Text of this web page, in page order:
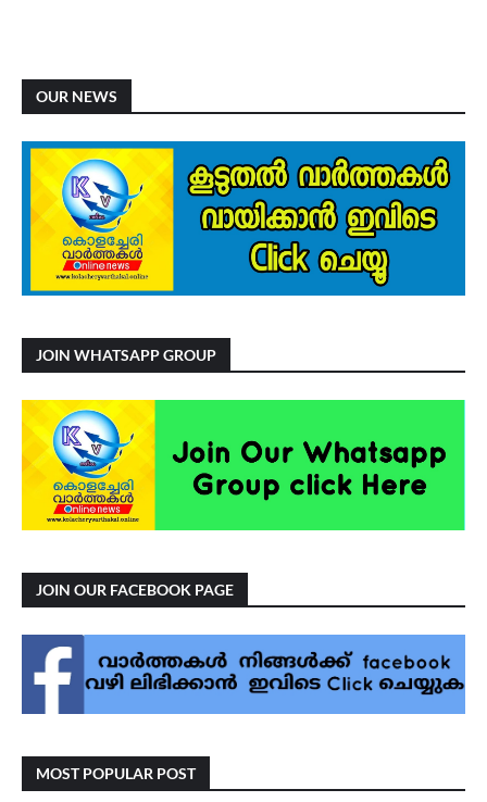
OUR NEWS
JOIN WHATSAPP GROUP
JOIN OUR FACEBOOK PAGE
MOST POPULAR POST